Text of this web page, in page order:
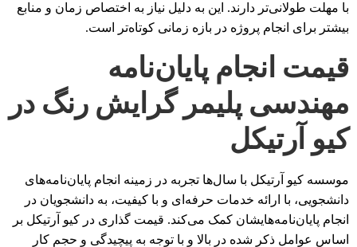
با مهلت طولانی‌تر دارند. این به دلیل نیاز به اختصاص زمان و منابع
بیشتر برای انجام پروژه در بازه زمانی کوتاه‌تر است.
قیمت انجام پایان‌نامه
مهندسی پلیمر گرایش رنگ در
کیو آرتیکل
موسسه کیو آرتیکل با سال‌ها تجربه در زمینه انجام پایان‌نامه‌های
دانشجویی، با ارائه خدمات حرفه‌ای و با کیفیت، به دانشجویان در
انجام پایان‌نامه‌هایشان کمک می‌کند. قیمت گذاری در کیو آرتیکل بر
اساس عوامل ذکر شده در بالا و با توجه به پیچیدگی و حجم کار